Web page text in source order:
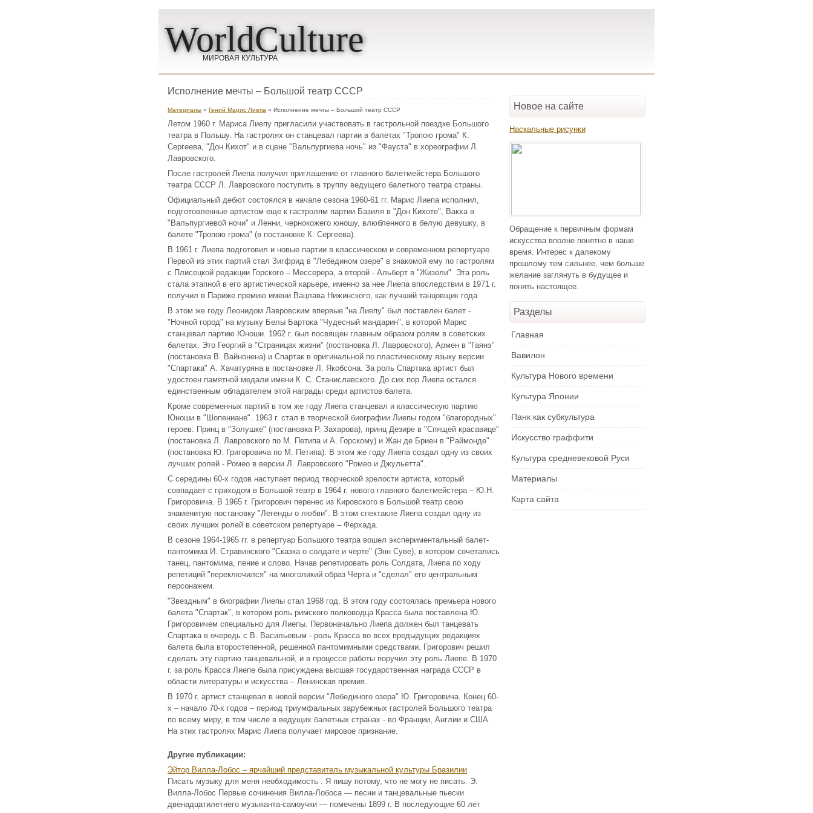
WorldCulture
МИРОВАЯ КУЛЬТУРА
Исполнение мечты – Большой театр СССР
Материалы » Гений Марис Лиепа » Исполнение мечты – Большой театр СССР
Летом 1960 г. Мариса Лиепу пригласили участвовать в гастрольной поездке Большого
театра в Польшу. На гастролях он станцевал партии в балетах "Тропою грома" К.
Сергеева, "Дон Кихот" и в сцене "Вальпургиева ночь" из "Фауста" в хореографии Л.
Лавровского.
После гастролей Лиепа получил приглашение от главного балетмейстера Большого
театра СССР Л. Лавровского поступить в труппу ведущего балетного театра страны.
Официальный дебют состоялся в начале сезона 1960-61 гг. Марис Лиепа исполнил,
подготовленные артистом еще к гастролям партии Базиля в "Дон Кихоте", Вакха в
"Вальпургиевой ночи" и Ленни, чернокожего юношу, влюбленного в белую девушку, в
балете "Тропою грома" (в постановке К. Сергеева).
В 1961 г. Лиепа подготовил и новые партии в классическом и современном репертуаре.
Первой из этих партий стал Зигфрид в "Лебедином озере" в знакомой ему по гастролям
с Плисецкой редакции Горского – Мессерера, а второй - Альберт в "Жизели". Эта роль
стала этапной в его артистической карьере, именно за нее Лиепа впоследствии в 1971 г.
получил в Париже премию имени Вацлава Нижинского, как лучший танцовщик года.
В этом же году Леонидом Лавровским впервые "на Лиепу" был поставлен балет -
"Ночной город" на музыку Белы Бартока "Чудесный мандарин", в которой Марис
станцевал партию Юноши. 1962 г. был посвящен главным образом ролям в советских
балетах. Это Георгий в "Страницах жизни" (постановка Л. Лавровского), Армен в "Гаянэ"
(постановка В. Вайнонена) и Спартак в оригинальной по пластическому языку версии
"Спартака" А. Хачатуряна в постановке Л. Якобсона. За роль Спартака артист был
удостоен памятной медали имени К. С. Станиславского. До сих пор Лиепа остался
единственным обладателем этой награды среди артистов балета.
Кроме современных партий в том же году Лиепа станцевал и классическую партию
Юноши в "Шопениане". 1963 г. стал в творческой биографии Лиепы годом "благородных"
героев: Принц в "Золушке" (постановка Р. Захарова), принц Дезире в "Спящей красавице"
(постановка Л. Лавровского по М. Петипа и А. Горскому) и Жан де Бриен в "Раймонде"
(постановка Ю. Григоровича по М. Петипа). В этом же году Лиепа создал одну из своих
лучших ролей - Ромео в версии Л. Лавровского "Ромео и Джульетта".
С середины 60-х годов наступает период творческой зрелости артиста, который
совпадает с приходом в Большой театр в 1964 г. нового главного балетмейстера – Ю.Н.
Григоровича. В 1965 г. Григорович перенес из Кировского в Большой театр свою
знаменитую постановку "Легенды о любви". В этом спектакле Лиепа создал одну из
своих лучших ролей в советском репертуаре – Ферхада.
В сезоне 1964-1965 гг. в репертуар Большого театра вошел экспериментальный балет-
пантомима И. Стравинского "Сказка о солдате и черте" (Энн Суве), в котором сочетались
танец, пантомима, пение и слово. Начав репетировать роль Солдата, Лиепа по ходу
репетиций "переключился" на многоликий образ Черта и "сделал" его центральным
персонажем.
"Звездным" в биографии Лиепы стал 1968 год. В этом году состоялась премьера нового
балета "Спартак", в котором роль римского полководца Красса была поставлена Ю.
Григоровичем специально для Лиепы. Первоначально Лиепа должен был танцевать
Спартака в очередь с В. Васильевым - роль Красса во всех предыдущих редакциях
балета была второстепенной, решенной пантомимными средствами. Григорович решил
сделать эту партию танцевальной, и в процессе работы поручил эту роль Лиепе. В 1970
г. за роль Красса Лиепе была присуждена высшая государственная награда СССР в
области литературы и искусства – Ленинская премия.
В 1970 г. артист станцевал в новой версии "Лебединого озера" Ю. Григоровича. Конец 60-
х – начало 70-х годов – период триумфальных зарубежных гастролей Большого театра
по всему миру, в том числе в ведущих балетных странах - во Франции, Англии и США.
На этих гастролях Марис Лиепа получает мировое признание.
Другие публикации:
Эйтор Вилла-Лобос – ярчайший представитель музыкальной культуры Бразилии
Писать музыку для меня необходимость . Я пишу потому, что не могу не писать. Э.
Вилла-Лобос Первые сочинения Вилла-Лобоса — песни и танцевальные пьески
двенадцатилетнего музыканта-самоучки — помечены 1899 г. В последующие 60 лет
Новое на сайте
Наскальные рисунки
Обращение к первичным формам
искусства вполне понятно в наше
время. Интерес к далекому
прошлому тем сильнее, чем больше
желание заглянуть в будущее и
понять настоящее.
Разделы
Главная
Вавилон
Культура Нового времени
Культура Японии
Панк как субкультура
Искусство граффити
Культура средневековой Руси
Материалы
Карта сайта